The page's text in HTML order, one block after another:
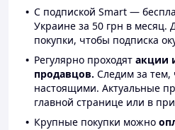
С подпиской Smart —
Украине за 50 грн в месяц.
покупки, чтобы подписка
Регулярно проходят акции
продавцов. Следим за тем,
настоящими. Актуальные
главной странице или в
Крупные покупки можно